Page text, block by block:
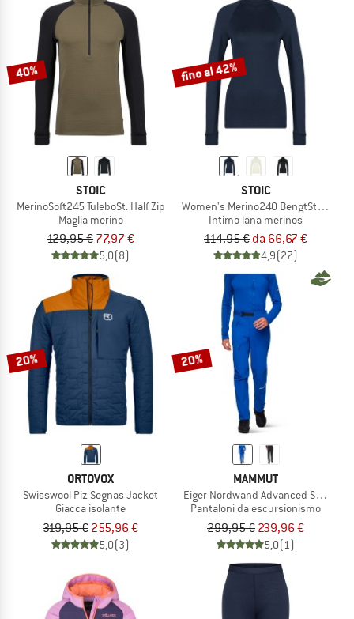
40%
STOIC
MerinoSoft245 TuleboSt. Half Zip
Maglia merino
129,95 € 77,97 €
5,0(8)
fino al 42%
STOIC
Women's Merino240 BengtSt. Turtle
Intimo lana merinos
114,95 € da 66,67 €
4,9(27)
20%
ORTOVOX
Swisswool Piz Segnas Jacket
Giacca isolante
319,95 € 255,96 €
5,0(3)
20%
MAMMUT
Eiger Nordwand Advanced Softshell
Pantaloni da escursionismo
299,95 € 239,96 €
5,0(1)